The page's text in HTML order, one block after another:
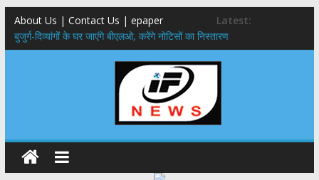
About Us | Contact Us | epaper
Latest:
बुजुर्ग-दिव्यांगों के घर जाएंगे बीएलओ, करेंगे नोटिसों का निस्तारण
24×7 अलर्ट मोड में रहें अधिकारी-मुख्य सचिव मानसून-एसईओसी से मुख्य सचिव ने
की विस्तृत समीक्षा कहा-बंद सड़कों को शीघ्र खोला जाए, लोगों को न हो दिक्कत
459 करोड़ से एचएनबी गढ़वाल विश्वविद्यालय में अनुसंधान संरचना होगी सुदृढ,उच्च
शिक्षा मंत्री धन सिंह रावत ने नवनियुक्त केन्द्रीय शिक्षा मंत्री से की मुलाकात
मुख्यमंत्री से महानिदेशक एनसीसी ने की शिष्टाचार भेंट,उत्तराखण्ड में एनसीसी के
विस्तार एवं आधुनिक आधारभूत संरचना के विकास पर हुई महत्वपूर्ण चर्चा
एमडीडीए बोर्ड बैठक, देहरादून और मसूरी के विकास के लिए 25 बड़े प्रस्तावों को मिली
हरी झंडी